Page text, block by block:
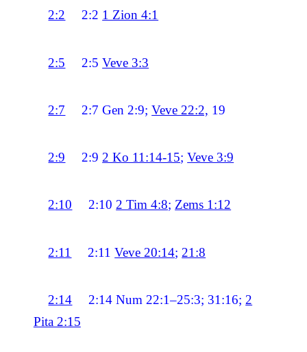
2:2 2:2 1 Zion 4:1
2:5 2:5Veve 3:3
2:7 2:7Gen 2:9;Veve 22:2, 19
2:9 2:9 2 Ko 11:14-15;Veve 3:9
2:10 2:102 Tim 4:8; Zems 1:12
2:11 2:11Veve 20:14; 21:8
2:14 2:14Num 22:1–25:3; 31:16; 2
Pita 2:15